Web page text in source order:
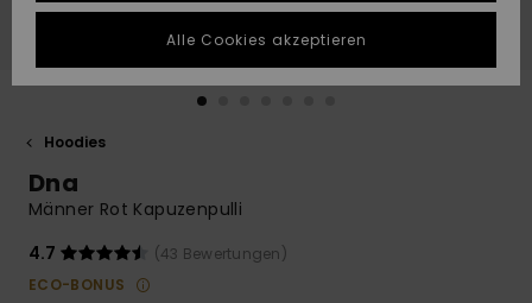
um die
schnellste
Antwort auf Ihre
erhalten.
Finden Sie
Antworten auf
die häufigsten
Fragen sowie
QUIKSILVER APP
WUNSCHLISTE
Hoodies
Dna
Männer Rot Kapuzenpulli
4.7
(43 Bewertungen)
ECO-BONUS
Alle Cookies akzeptieren